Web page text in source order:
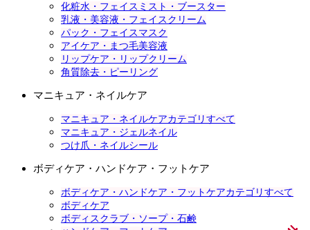
化粧水・フェイスミスト・ブースター
乳液・美容液・フェイスクリーム
パック・フェイスマスク
アイケア・まつ毛美容液
リップケア・リップクリーム
角質除去・ピーリング
マニキュア・ネイルケア
マニキュア・ネイルケアカテゴリすべて
マニキュア・ジェルネイル
つけ爪・ネイルシール
ボディケア・ハンドケア・フットケア
ボディケア・ハンドケア・フットケアカテゴリすべて
ボディケア
ボディスクラブ・ソープ・石鹸